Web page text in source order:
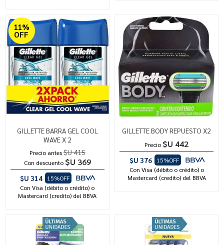
11%
OFF
GILLETTE BARRA GEL COOL
WAVE X 2
Precio antes$U 415
Con descuento $U 369
$U 314
15%OFF
Con Visa (débito o crédito) o
Mastercard (credito) del BBVA
GILLETTE BODY REPUESTO X2
Precio $U 442
$U 376
15%OFF
Con Visa (débito o crédito) o
Mastercard (credito) del BBVA